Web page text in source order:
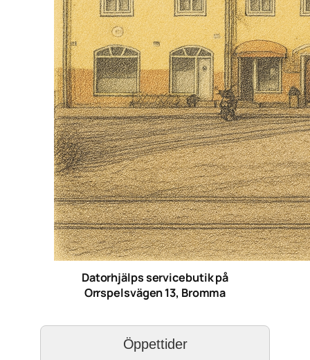
Datorhjälps servicebutik på
Orrspelsvägen 13, Bromma
Öppettider